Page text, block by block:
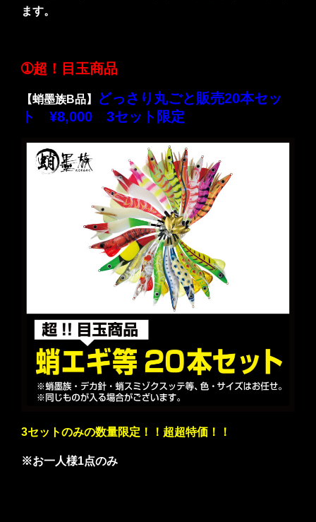
ます。
➀超！目玉商品
【蛸墨族B品】
どっさり丸ごと販売20本セッ
ト ¥8,000 3セット限定
3セットのみの数量限定！！超超特価！！
※お一人様1点のみ